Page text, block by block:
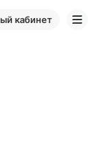
кабинет